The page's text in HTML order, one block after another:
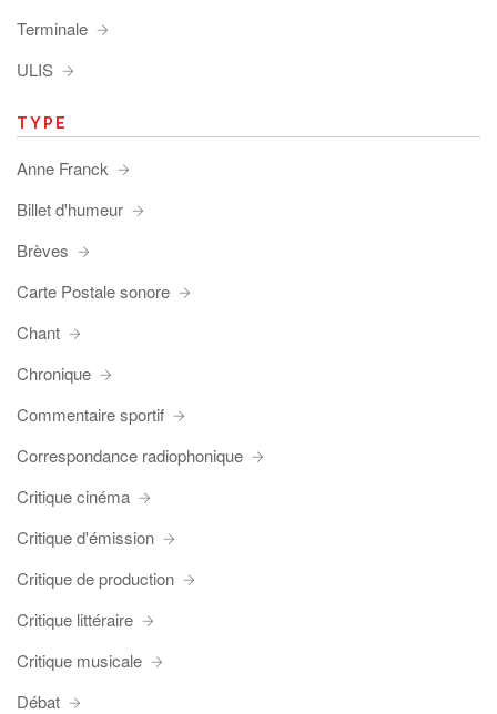
Terminale
ULIS
TYPE
Anne Franck
Billet d'humeur
Brèves
Carte Postale sonore
Chant
Chronique
Commentaire sportif
Correspondance radiophonique
Critique cinéma
Critique d'émission
Critique de production
Critique littéraire
Critique musicale
Débat